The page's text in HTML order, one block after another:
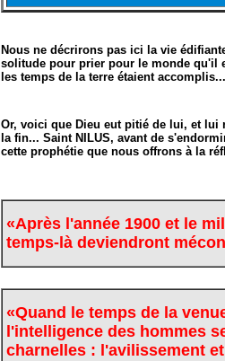
Nous ne décrirons pas ici la vie
solitude pour prier pour le monde qu'il
les temps de la terre étaient
Or, voici que Dieu eut pitié de lui, et lui
la fin... Saint NILUS, avant de
cette prophétie que nous offrons à la
«Après l'année 1900 et le
temps-là deviendront
«Quand le temps de la
l'intelligence des hommes
charnelles : l'avilissement